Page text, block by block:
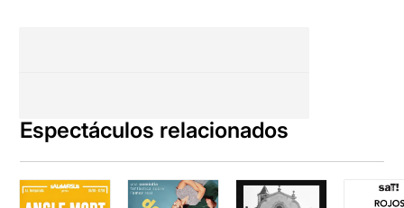
Espectáculos relacionados